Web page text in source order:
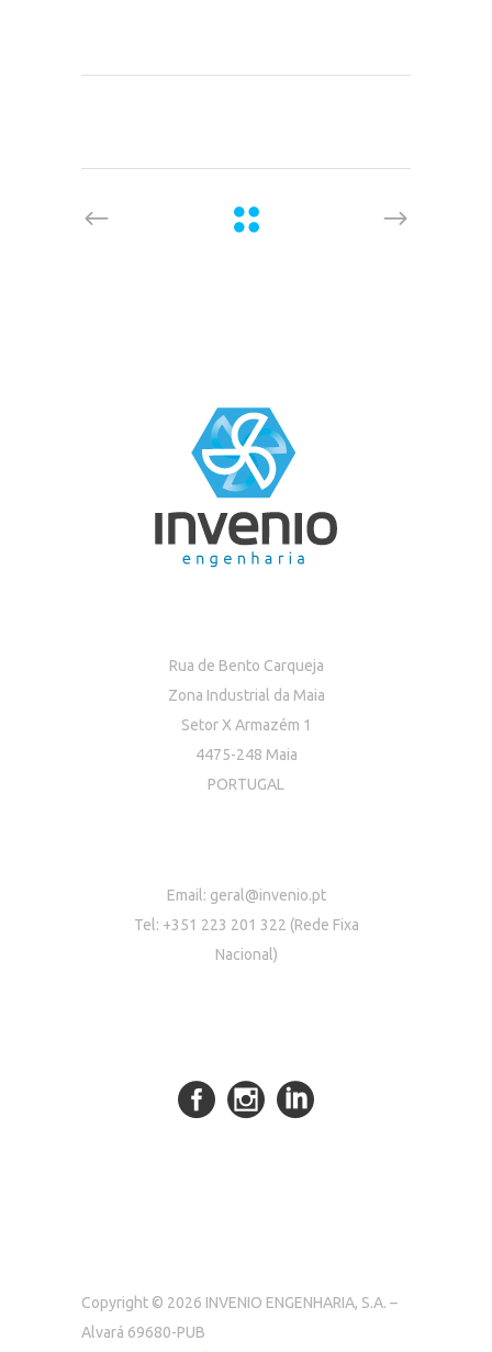
Rua de Bento Carqueja
Zona Industrial da Maia
Setor X Armazém 1
4475-248 Maia
PORTUGAL
Email: geral@invenio.pt
Tel: +351 223 201 322 (Rede Fixa
Nacional)
Copyright © 2026 INVENIO ENGENHARIA, S.A. –
Alvará 69680-PUB